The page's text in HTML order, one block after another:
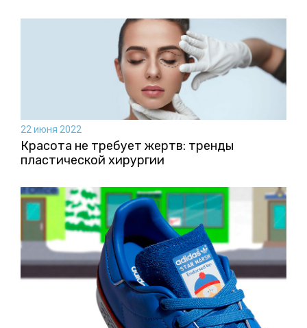
22 июня 2022
Красота не требует жертв: тренды
пластической хирургии